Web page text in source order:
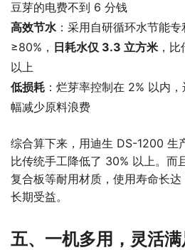
豆芽的电费不到 6 分钱
高效节水：采用自研循环水节能
≥80%， 日耗水仅 3.3 立方米 ，
以上
低损耗 ：烂芽率控制在 2% 以内
幅减少原料浪费
综合算下来，用迪生 DS-1200 生
比传统手工降低了 30% 以上。而
复合板等耐用材质，使用寿命长
长期受益。
五、一机多用，灵活